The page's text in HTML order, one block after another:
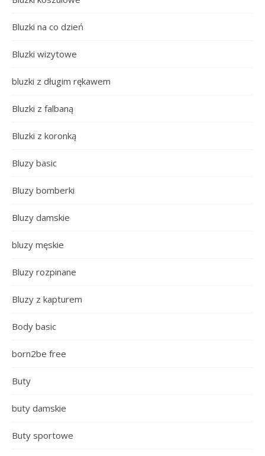
Bluzki na co dzień
Bluzki wizytowe
bluzki z długim rękawem
Bluzki z falbaną
Bluzki z koronką
Bluzy basic
Bluzy bomberki
Bluzy damskie
bluzy męskie
Bluzy rozpinane
Bluzy z kapturem
Body basic
born2be free
Buty
buty damskie
Buty sportowe